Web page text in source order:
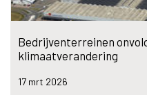
Bedrijventerreinen
klimaatverandering
17 mrt 2026